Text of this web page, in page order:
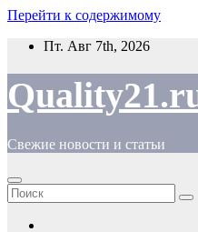
Перейти к содержимому
Пт. Авг 7th, 2026
Свежие новости и статьи